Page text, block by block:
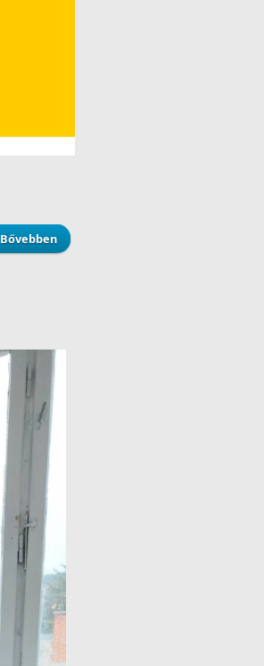
Bővebben about Radióamatór vizsga felkészítés